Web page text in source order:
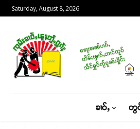
Saturday, August 8, 2026
ၶၢဝ်ႇ တွ